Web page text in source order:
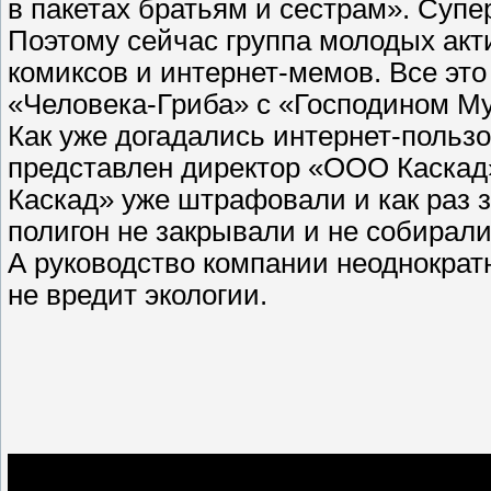
в пакетах братьям и сестрам».
Поэтому сейчас группа молодых
комиксов и интернет-мемов. Все
«Человека-Гриба» с «Господином
Как уже догадались интернет-
представлен директор «ООО
Каскад» уже штрафовали и как раз
полигон не закрывали и не
А руководство компании
не вредит экологии.